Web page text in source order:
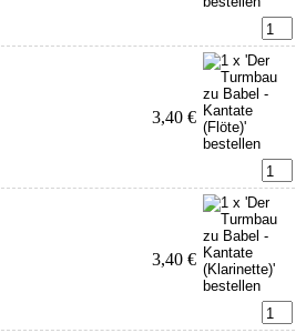
3,40 €
3,40 €